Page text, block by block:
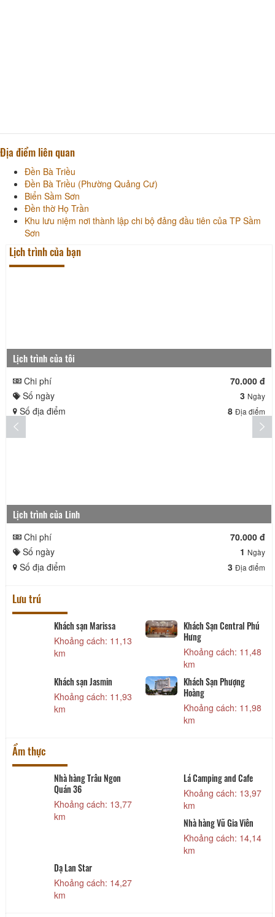
Địa điểm liên quan
Đền Bà Triều
Đền Bà Triều (Phường Quảng Cư)
Biển Sầm Sơn
Đền thờ Họ Trần
Khu lưu niệm nơi thành lập chi bộ đảng đầu tiên của TP Sầm
Sơn
Lịch trình của bạn
Lịch trình của tôi
Chi phí
70.000 đ
Số ngày
3 Ngày
Số địa điểm 8 Địa điểm
Lịch trình của Linh
Chi phí
70.000 đ
Số ngày
1 Ngày
Số địa điểm 3 Địa điểm
Lưu trú
Khách sạn Marissa
Khoảng cách: 11,13
km
Khách Sạn Central Phú
Hưng
Khoảng cách: 11,48
km
Khách sạn Jasmin
Khoảng cách: 11,93
km
Khách Sạn Phượng
Hoàng
Khoảng cách: 11,98
km
Ẩm thực
Nhà hàng Trâu Ngon
Quán 36
Khoảng cách: 13,77
km
Lá Camping and Cafe
Khoảng cách: 13,97
km
Nhà hàng Vũ Gia Viên
Khoảng cách: 14,14
km
Dạ Lan Star
Khoảng cách: 14,27
km